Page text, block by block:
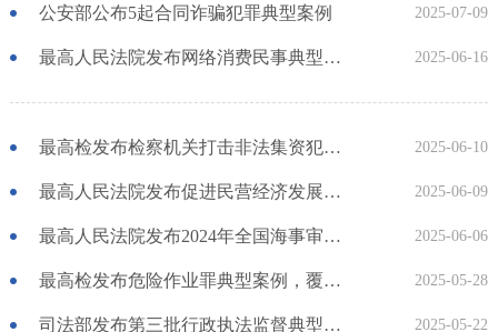
公安部公布5起合同诈骗犯罪典型案例 2025-07-09
最高人民法院发布网络消费民事典型案例 2025-06-16
最高检发布检察机关打击非法集资犯罪典型案例 2025-06-10
最高人民法院发布促进民营经济发展典型刑事案例 2025-06-09
最高人民法院发布2024年全国海事审判典型案例 2025-06-06
最高检发布危险作业罪典型案例，覆盖4类高危行业领域 2025-05-28
司法部发布第三批行政执法监督典型案例 2025-05-22